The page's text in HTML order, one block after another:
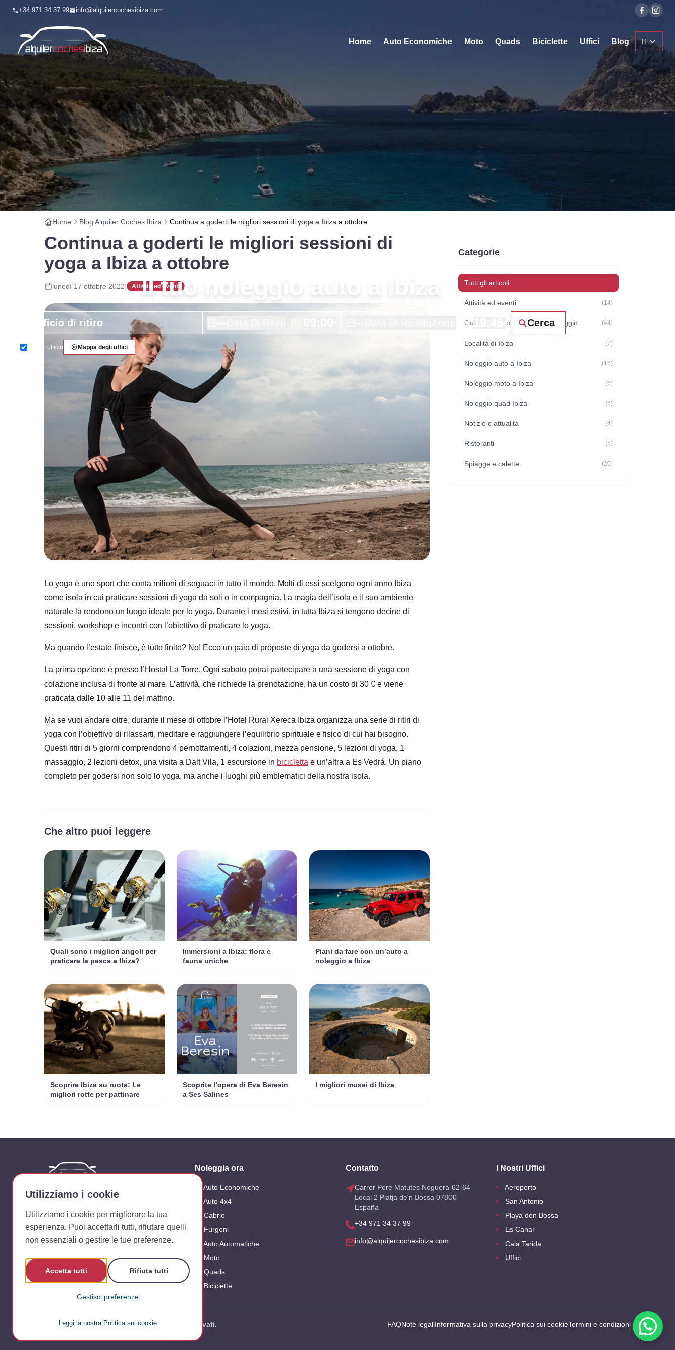
+34 971 34 37 99 info@alquilercochesibiza.com
Home Auto Economiche Moto Quads Biciclette Uffici Blog IT
Il tuo noleggio auto a Ibiza
Cerca
Stesso ufficio Mappa degli uffici
Home Blog Alquiler Coches Ibiza Continua a goderti le migliori sessioni di yoga a Ibiza a ottobre
Continua a goderti le migliori sessioni di
yoga a Ibiza a ottobre
lunedì 17 ottobre 2022| Attività ed eventi
Lo yoga è uno sport che conta milioni di seguaci in tutto il mondo. Molti di essi scelgono ogni anno Ibiza
come isola in cui praticare sessioni di yoga da soli o in compagnia. La magia dell’isola e il suo ambiente
naturale la rendono un luogo ideale per lo yoga. Durante i mesi estivi, in tutta Ibiza si tengono decine di
sessioni, workshop e incontri con l’obiettivo di praticare lo yoga.
Ma quando l’estate finisce, è tutto finito? No! Ecco un paio di proposte di yoga da godersi a ottobre.
La prima opzione è presso l’Hostal La Torre. Ogni sabato potrai partecipare a una sessione di yoga con
colazione inclusa di fronte al mare. L’attività, che richiede la prenotazione, ha un costo di 30 € e viene
praticata dalle 10 alle 11 del mattino.
Ma se vuoi andare oltre, durante il mese di ottobre l’Hotel Rural Xereca Ibiza organizza una serie di ritiri di
yoga con l’obiettivo di rilassarti, meditare e raggiungere l’equilibrio spirituale e fisico di cui hai bisogno.
Questi ritiri di 5 giorni comprendono 4 pernottamenti, 4 colazioni, mezza pensione, 5 lezioni di yoga, 1
massaggio, 2 lezioni detox, una visita a Dalt Vila, 1 escursione in bicicletta e un’altra a Es Vedrá. Un piano
completo per godersi non solo lo yoga, ma anche i luoghi più emblematici della nostra isola.
Che altro puoi leggere
Quali sono i migliori angoli per
praticare la pesca a Ibiza?
Immersioni a Ibiza: flora e
fauna uniche
Piani da fare con un’auto a
noleggio a Ibiza
Scoprire Ibiza su ruote: Le
migliori rotte per pattinare
Scoprite l’opera di Eva Beresin
a Ses Salines
I migliori musei di Ibiza
Categorie
Tutti gli articoli
Attività ed eventi (14)
Guide e raccomandazioni di viaggio (44)
Località di Ibiza (7)
Noleggio auto a Ibiza (16)
Noleggio moto a Ibiza (6)
Noleggio quad Ibiza (6)
Notizie e attualità (4)
Ristoranti (5)
Spiagge e calette (20)
Azienda dedicata al noleggio di veicoli
Noleggia ora
Auto Economiche
Auto 4x4
Cabrio
Furgoni
Auto Automatiche
Moto
Quads
Biciclette
Contatto
Carrer Pere Matutes Noguera 62-64
Local 2 Platja de'n Bossa 07800
España
+34 971 34 37 99
info@alquilercochesibiza.com
I Nostri Uffici
Aeroporto
San Antonio
Playa den Bossa
Es Canar
Cala Tarida
Uffici
© 2026 Alquiler Coches Ibiza. Tutti i diritti riservati. FAQNote legaliInformativa sulla privacyPolitica sui cookieTermini e condizioni
Utilizziamo i cookie
Utilizziamo i cookie per migliorare la tua
esperienza. Puoi accettarli tutti, rifiutare quelli
non essenziali o gestire le tue preferenze.
Accetta tutti Rifiuta tutti
Gestisci preferenze
Cookie essenzialiLeggi la nostra Politica sui cookie